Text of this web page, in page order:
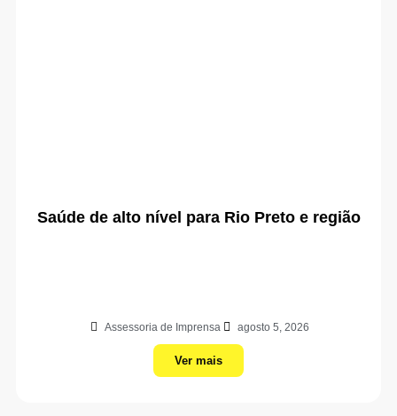
Saúde de alto nível para Rio Preto e região
Assessoria de Imprensa agosto 5, 2026
Ver mais